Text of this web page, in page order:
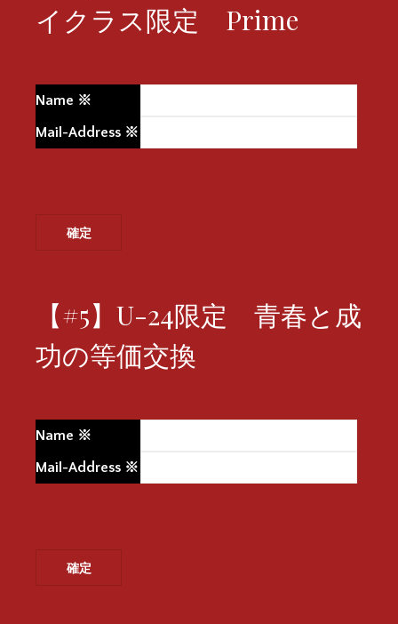
イクラス限定 Prime
Name ※
Mail-Address ※
【#5】U-24限定 青春と成
功の等価交換
Name ※
Mail-Address ※